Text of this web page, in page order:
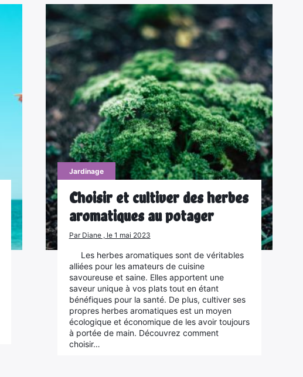
Jardinage
Choisir et cultiver des herbes
aromatiques au potager
Par Diane , le 1 mai 2023
Les herbes aromatiques sont de véritables
alliées pour les amateurs de cuisine
savoureuse et saine. Elles apportent une
saveur unique à vos plats tout en étant
bénéfiques pour la santé. De plus, cultiver ses
propres herbes aromatiques est un moyen
écologique et économique de les avoir toujours
à portée de main. Découvrez comment
choisir…